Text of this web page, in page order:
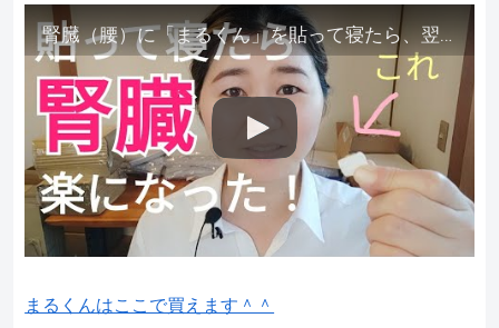
腎臓（腰）に「まるくん」を貼って寝たら、翌朝めちゃ楽でびっくりしました。腎臓叩いても痛くない！【お客様の声を試してみた】
まるくんはここで買えます＾＾